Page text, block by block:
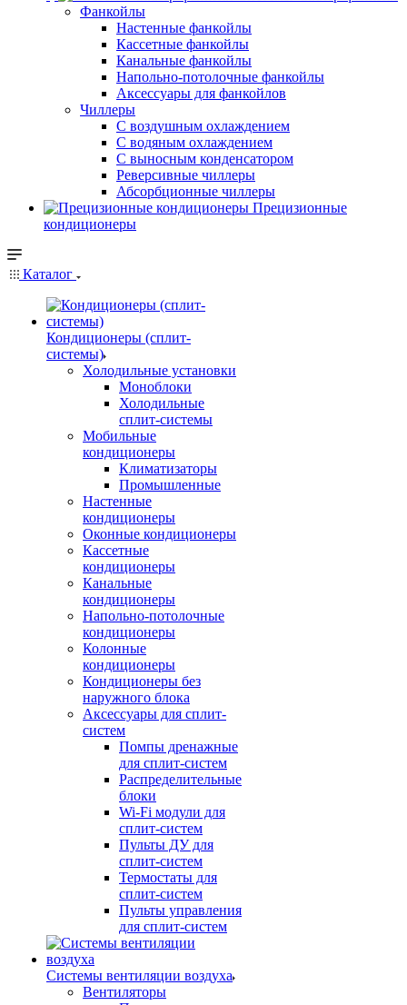
Фанкойлы
Настенные фанкойлы
Кассетные фанкойлы
Канальные фанкойлы
Напольно-потолочные фанкойлы
Аксессуары для фанкойлов
Чиллеры
С воздушным охлаждением
С водяным охлаждением
С выносным конденсатором
Реверсивные чиллеры
Абсорбционные чиллеры
Прецизионные
кондиционеры
Каталог
Кондиционеры (сплит-
системы)
Холодильные установки
Моноблоки
Холодильные
сплит-системы
Мобильные
кондиционеры
Климатизаторы
Промышленные
Настенные
кондиционеры
Оконные кондиционеры
Кассетные
кондиционеры
Канальные
кондиционеры
Напольно-потолочные
кондиционеры
Колонные
кондиционеры
Кондиционеры без
наружного блока
Аксессуары для сплит-
систем
Помпы дренажные
для сплит-систем
Распределительные
блоки
Wi-Fi модули для
сплит-систем
Пульты ДУ для
сплит-систем
Термостаты для
сплит-систем
Пульты управления
для сплит-систем
Системы вентиляции воздуха
Вентиляторы